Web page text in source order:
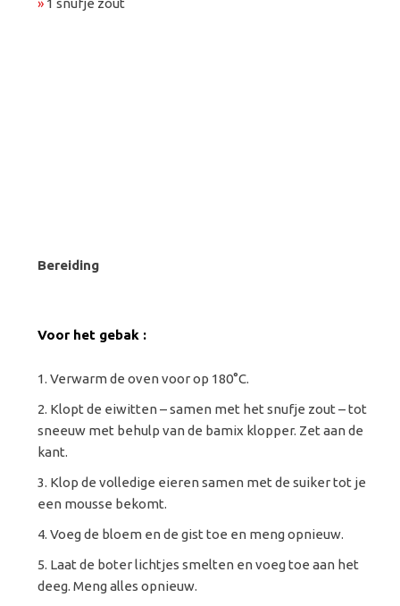
Bereiding
Voor het gebak :
Verwarm de oven voor op 180°C.
Klopt de eiwitten – samen met het snufje zout – tot
sneeuw met behulp van de bamix klopper. Zet aan de
kant.
Klop de volledige eieren samen met de suiker tot je
een mousse bekomt.
Voeg de bloem en de gist toe en meng opnieuw.
Laat de boter lichtjes smelten en voeg toe aan het
deeg. Meng alles opnieuw.